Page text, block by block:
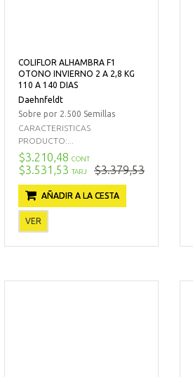
COLIFLOR ALHAMBRA F1
OTONO INVIERNO 2 A 2,8 KG
110 A 140 DIAS
Daehnfeldt
Sobre por 2.500 Semillas
CARACTERISTICAS
PRODUCTO:...
$3.210,48 CONT
$3.531,53 TARJ $3.379,53
AÑADIR A LA CESTA
VER